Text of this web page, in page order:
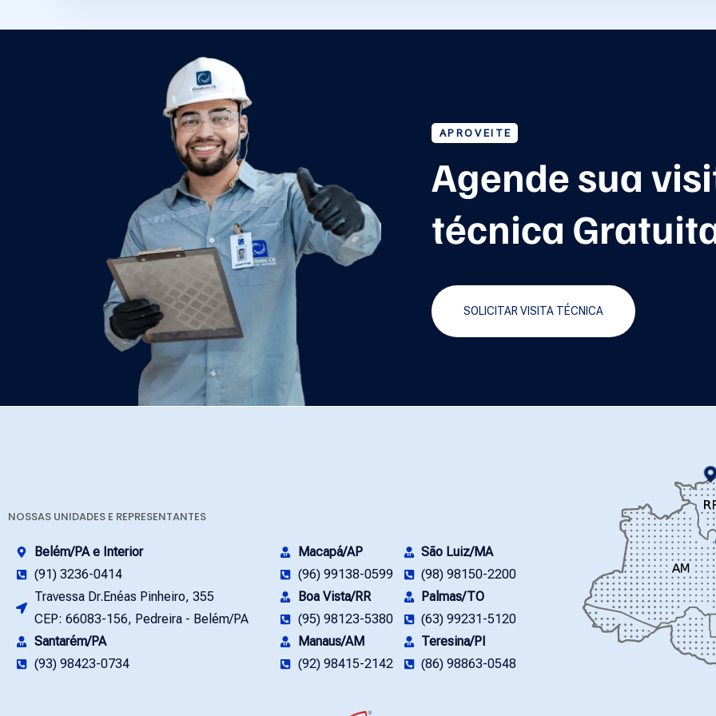
APROVEITE
Agende sua
técnica
SOLICITAR VISITA TÉCNICA
NOSSAS UNIDADES E REPRESENTANTES
Belém/PA e Interior
(91) 3236-0414
Travessa Dr.Enéas Pinheiro, 355
CEP: 66083-156, Pedreira - Belém/PA
Santarém/PA
(93) 98423-0734
Macapá/AP
(96) 99138-0599
São Luiz/MA
(98) 98150-2200
Boa Vista/RR
(95) 98123-5380
Palmas/TO
(63) 99231-5120
Manaus/AM
(92) 98415-2142
Teresina/PI
(86) 98863-0548